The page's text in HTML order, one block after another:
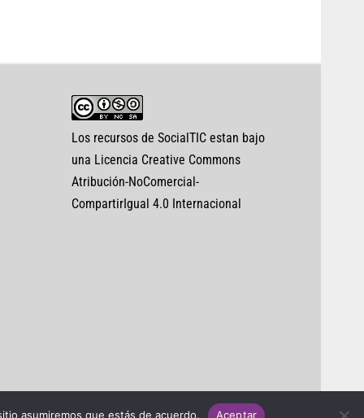
Los recursos de SocialTIC estan bajo
una Licencia Creative Commons
Atribución-NoComercial-
CompartirIgual 4.0 Internacional
asumiremos que estás de acuerdo. Aceptar